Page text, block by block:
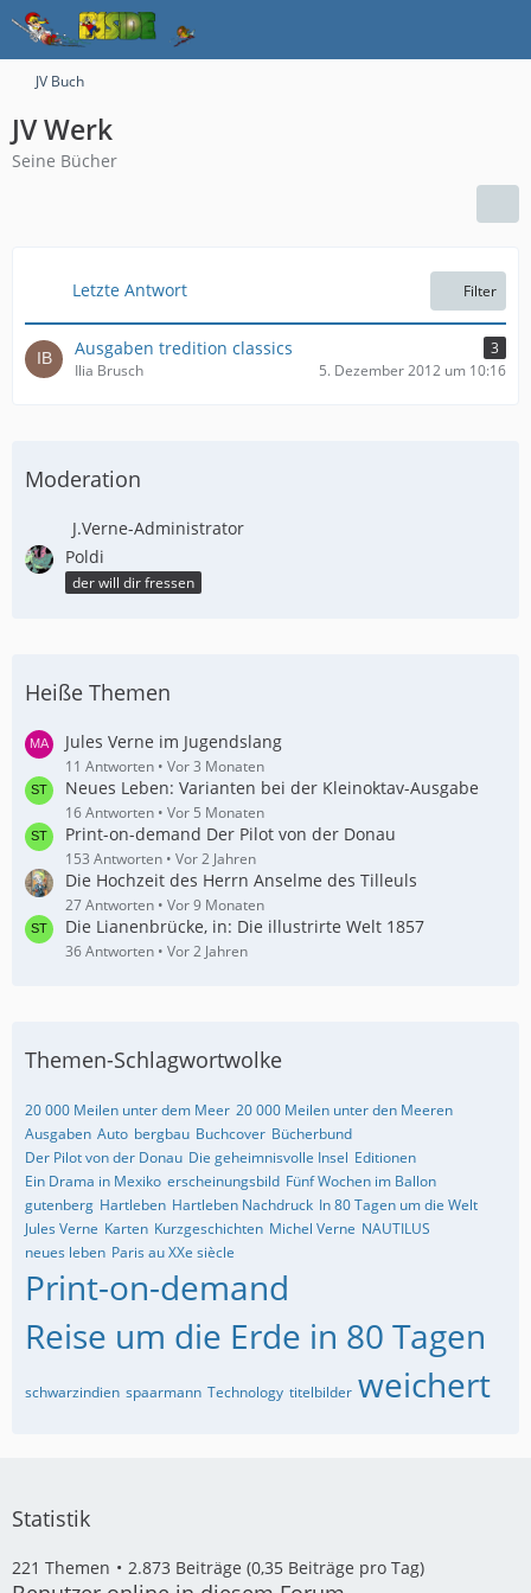
JV Buch
JV Werk
Seine Bücher
Letzte Antwort Filter
Ausgaben tredition classics
3
Ilia Brusch
5. Dezember 2012 um 10:16
Moderation
J.Verne-Administrator
Poldi
der will dir fressen
Heiße Themen
Jules Verne im Jugendslang
11 Antworten Vor 3 Monaten
Neues Leben: Varianten bei der Kleinoktav-Ausgabe
16 Antworten Vor 5 Monaten
Print-on-demand Der Pilot von der Donau
153 Antworten Vor 2 Jahren
Die Hochzeit des Herrn Anselme des Tilleuls
27 Antworten Vor 9 Monaten
Die Lianenbrücke, in: Die illustrirte Welt 1857
36 Antworten Vor 2 Jahren
Themen-Schlagwortwolke
20 000 Meilen unter dem Meer 20 000 Meilen unter den Meeren
Ausgaben Auto bergbau Buchcover Bücherbund
Der Pilot von der Donau Die geheimnisvolle Insel Editionen
Ein Drama in Mexiko erscheinungsbild Fünf Wochen im Ballon
gutenberg Hartleben Hartleben Nachdruck In 80 Tagen um die Welt
Jules Verne Karten Kurzgeschichten Michel Verne NAUTILUS
neues leben Paris au XXe siècle
Print-on-demand
Reise um die Erde in 80 Tagen
schwarzindien spaarmann Technology titelbilder weichert
Statistik
221 Themen 2.873 Beiträge (0,35 Beiträge pro Tag)